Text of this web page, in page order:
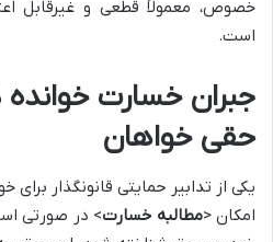
خصوص، معمولاً قطعی و غیرقابل
است.
جبران خسارت
حقی خواهان
یکی از تدابیر حمایتی قانونگذار برای
امکان <مطالبه خسارت> در صورتی